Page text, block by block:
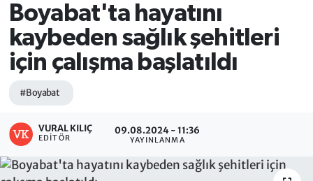
Boyabat'ta hayatını
kaybeden sağlık şehitleri
için çalışma başlatıldı
#Boyabat
VURAL KILIÇ
EDITÖR
09.08.2024 - 11:36
YAYINLANMA
Süper Lig Puan Durumu ve Fikstür
Tüm Manşetler
Son Dakika Haberleri
Haber Arşivi